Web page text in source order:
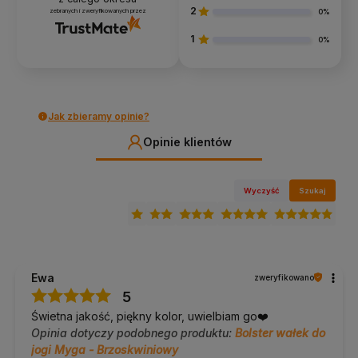
prenatalnej.
Medytujących: pomaga utrzymać stabilną, wygodną
Naturalne materiały: bezpieczne, oddychające i przyjazne
Regulowane wypełnienie: pełna personalizacja wysokości
Wszechstronne zastosowanie: do jogi, medytacji i
codziennego wypoczynku.
Atuty łuski gryki
W 100% naturalna i roślinna.
Hipoalergiczna i antybakteryjna – ogranicza rozwój
zebranych i zweryfikowanych przez 2 0%
1 0%
Jak zbieramy opinie?
Opinie klientów
Wyczyść Szukaj
Ewa zweryfikowano
5
Świetna jakość, piękny kolor, uwielbiam go❤️
Opinia dotyczy podobnego produktu: Bolster wałek do
jogi Myga - Brzoskwiniowy